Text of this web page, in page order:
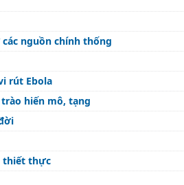
nguồn chính thống
rút Ebola
hiến mô, tạng
thiết thực